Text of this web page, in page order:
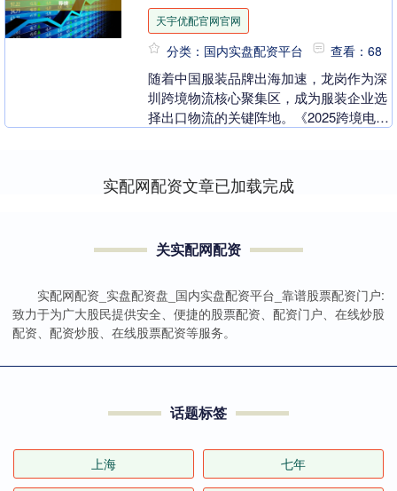
天宇优配官网官网
分类：国内实盘配资平台 查看：68
随着中国服装品牌出海加速，龙岗作为深
圳跨境物流核心聚集区，成为服装企业选
择出口物流的关键阵地。《2025跨境电商
实配网配资文章已加载完成
关实配网配资
实配网配资_实盘配资盘_国内实盘配资平台_靠谱股票配资门户:
致力于为广大股民提供安全、便捷的股票配资、配资门户、在线炒股
配资、配资炒股、在线股票配资等服务。
话题标签
上海 七年